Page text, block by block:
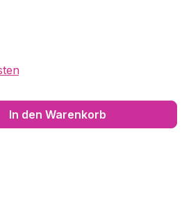
In den Warenkorb